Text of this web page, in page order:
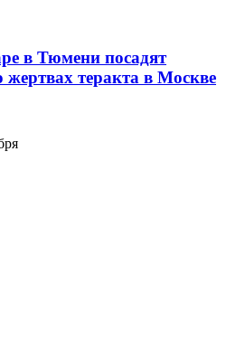
в Тюмени посадят
теракта в Москве